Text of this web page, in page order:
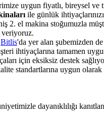
uygun fiyatlı, bireysel ve
ile günlük
2. el makina stoğumuzla
veriyoruz.
Bitlis'da yer alan şubemizden
ihtiyaçlarına tamamen
için eksiksiz destek
standartlarına uygun
dayanıklılığı